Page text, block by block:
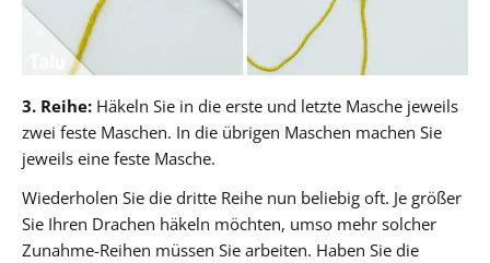
3. Reihe: Häkeln Sie in die erste und letzte Masche jeweils
zwei feste Maschen. In die übrigen Maschen machen Sie
jeweils eine feste Masche.
Wiederholen Sie die dritte Reihe nun beliebig oft. Je größer
Sie Ihren Drachen häkeln möchten, umso mehr solcher
Zunahme-Reihen müssen Sie arbeiten. Haben Sie die